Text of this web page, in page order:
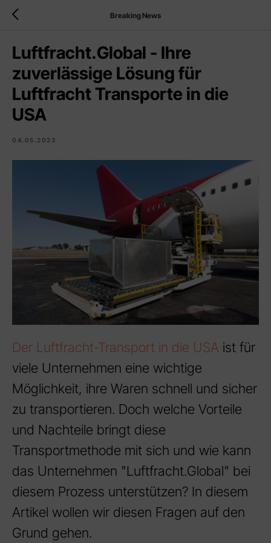
Breaking News
Luftfracht.Global - Ihre
zuverlässige Lösung für
Luftfracht Transporte in die
USA
04.05.2023
Der Luftfracht-Transport in die USA ist für
viele Unternehmen eine wichtige
Möglichkeit, ihre Waren schnell und sicher
zu transportieren. Doch welche Vorteile
und Nachteile bringt diese
Transportmethode mit sich und wie kann
das Unternehmen "Luftfracht.Global" bei
diesem Prozess unterstützen? In diesem
Artikel wollen wir diesen Fragen auf den
Grund gehen.